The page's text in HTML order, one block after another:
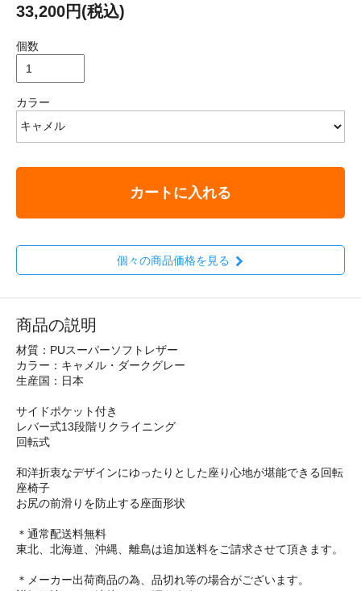
33,200円(税込)
個数
カラー
カートに入れる
個々の商品価格を見る
商品の説明
材質：PUスーパーソフトレザー
カラー：キャメル・ダークグレー
生産国：日本
サイドポケット付き
レバー式13段階リクライニング
回転式
和洋折衷なデザインにゆったりとした座り心地が堪能できる回転
座椅子
お尻の前滑りを防止する座面形状
＊通常配送料無料
東北、北海道、沖縄、離島は追加送料をご請求させて頂きます。
＊メーカー出荷商品の為、品切れ等の場合がございます。